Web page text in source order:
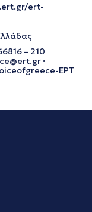
ert-
– 210
·
ΕΡΤ